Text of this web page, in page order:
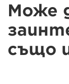
Може
също